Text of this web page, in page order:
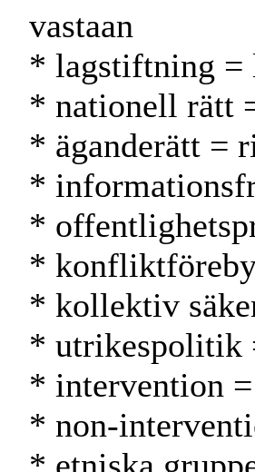
vastaan
* lagstiftning =
* nationell rätt
* äganderätt =
*
*
*
* kollektiv
* utrikespolitik
* intervention
* non-